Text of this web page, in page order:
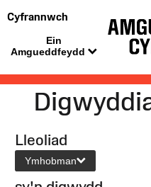
Cyfrannwch
Ein
Amgueddfeydd
Lleoliad
Ymhobman